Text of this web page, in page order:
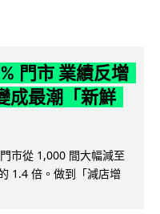
門市 業績反增
成最潮「新鮮
市從 1,000 間大幅減至
1.4 倍。做到「減店增